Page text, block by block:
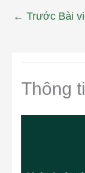
← Trước Bài
Thông